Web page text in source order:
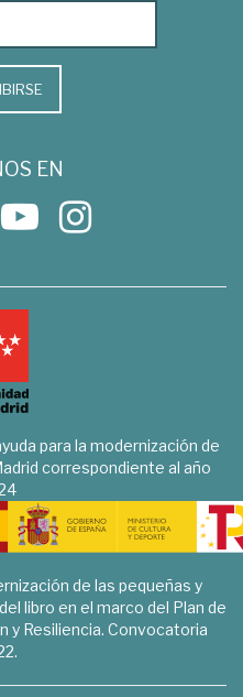
EN
para la modernización de
correspondiente al año
de las pequeñas y
libro en el marco del Plan de
y Resiliencia. Convocatoria